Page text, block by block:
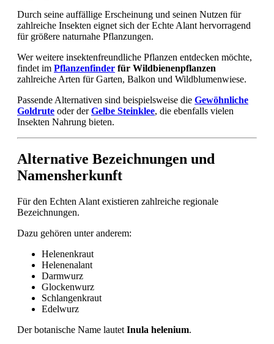
Durch seine auffällige Erscheinung und seinen Nutzen für
zahlreiche Insekten eignet sich der Echte Alant hervorragend
für größere naturnahe Pflanzungen.
Wer weitere insektenfreundliche Pflanzen entdecken möchte,
findet im Pflanzenfinder für Wildbienenpflanzen
zahlreiche Arten für Garten, Balkon und Wildblumenwiese.
Passende Alternativen sind beispielsweise die Gewöhnliche
Goldrute oder derGelbe Steinklee, die ebenfalls vielen
Insekten Nahrung bieten.
Alternative Bezeichnungen und
Namensherkunft
Für den Echten Alant existieren zahlreiche regionale
Bezeichnungen.
Dazu gehören unter anderem:
Helenenkraut
Helenenalant
Darmwurz
Glockenwurz
Schlangenkraut
Edelwurz
Der botanische Name lautet Inula helenium.